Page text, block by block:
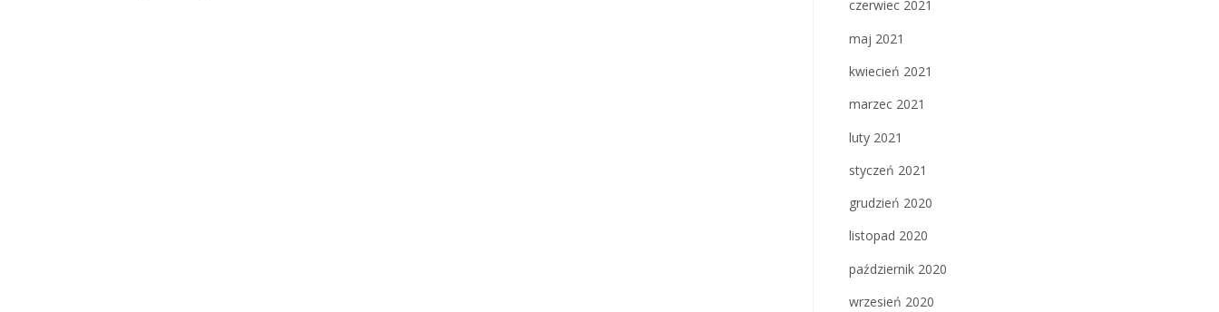
czerwiec 2021
maj 2021
kwiecień 2021
marzec 2021
luty 2021
styczeń 2021
grudzień 2020
listopad 2020
październik 2020
wrzesień 2020